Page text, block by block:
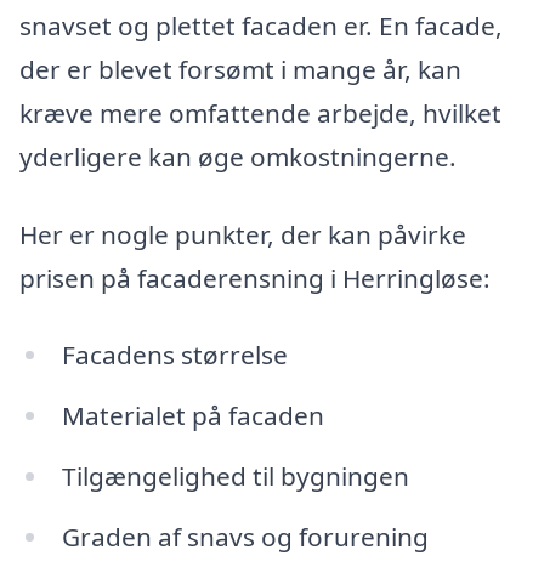
snavset og plettet facaden er. En facade,
der er blevet forsømt i mange år, kan
kræve mere omfattende arbejde, hvilket
yderligere kan øge omkostningerne.
Her er nogle punkter, der kan påvirke
prisen på facaderensning i Herringløse:
Facadens størrelse
Materialet på facaden
Tilgængelighed til bygningen
Graden af snavs og forurening